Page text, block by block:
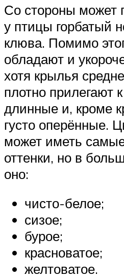
Со стороны может
у птицы горбатый
клюва. Помимо
обладают и
хотя крылья
плотно прилегают
длинные и, кроме
густо оперённые.
может иметь
оттенки, но в
оно:
чисто-белое;
сизое;
бурое;
красноватое;
желтоватое.